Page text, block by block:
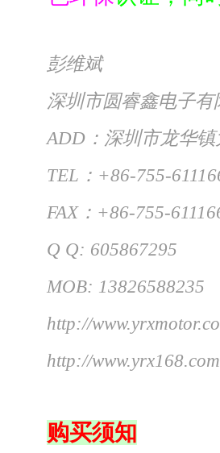
彭维斌
深圳市圆睿鑫电子有
ADD ：深圳市龙华
TEL ： +86-755-
FAX： +86-755-
Q Q: 605867295
MOB: 13826588235
http://
http://www.yrx168.com
购买须知